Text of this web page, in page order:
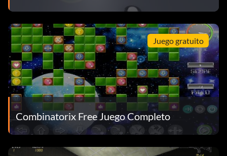
Juego gratuito
Combinatorix Free Juego Completo